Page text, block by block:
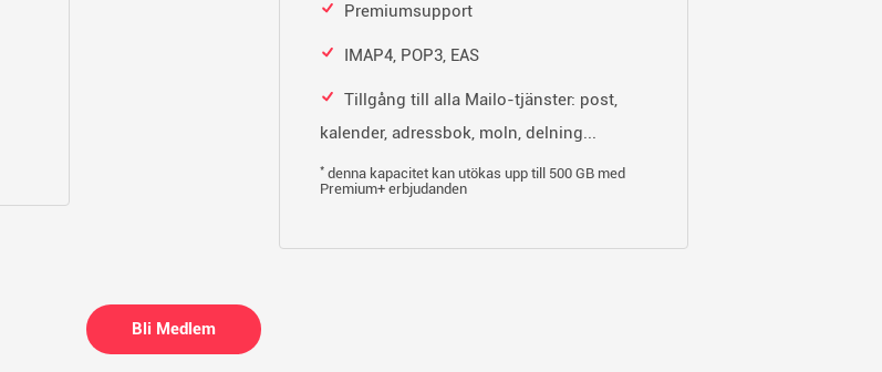
Premiumsupport
IMAP4, POP3, EAS
Tillgång till alla Mailo-tjänster: post,
kalender, adressbok, moln, delning...
*denna kapacitet kan utökas upp till 500 GB med
Premium+ erbjudanden
Bli Medlem